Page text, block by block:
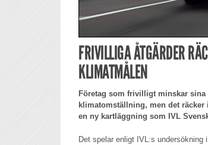
FRIVILLIGA ÅTGÄRDER
KLIMATMÅLEN
Företag som frivilligt minskar
klimatomställning, men det
en ny kartläggning som IVL
Det spelar enligt IVL:s undersökning